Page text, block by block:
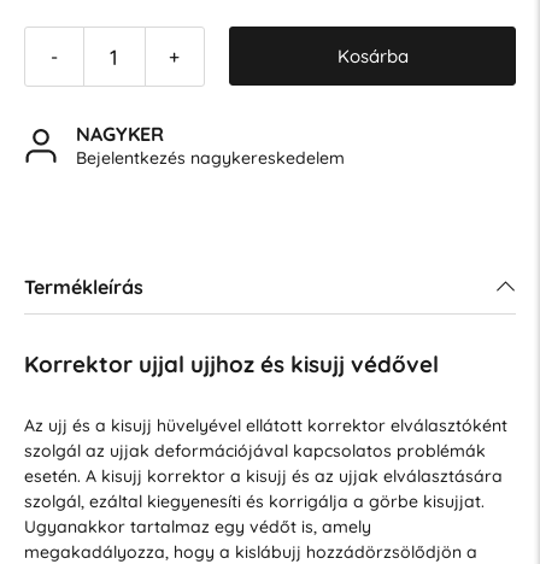
- + Kosárba
NAGYKER
Bejelentkezés nagykereskedelem
Termékleírás
Korrektor ujjal ujjhoz és kisujj védővel
Az ujj és a kisujj hüvelyével ellátott korrektor elválasztóként
szolgál az ujjak deformációjával kapcsolatos problémák
esetén. A kisujj korrektor a kisujj és az ujjak elválasztására
szolgál, ezáltal kiegyenesíti és korrigálja a görbe kisujjat.
Ugyanakkor tartalmaz egy védőt is, amely
megakadályozza, hogy a kislábujj hozzádörzsölődjön a